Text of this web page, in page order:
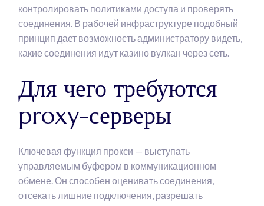
контролировать политиками доступа и проверять
соединения. В рабочей инфраструктуре подобный
принцип дает возможность администратору видеть,
какие соединения идут казино вулкан через сеть.
Для чего требуются
proxy-серверы
Ключевая функция прокси — выступать
управляемым буфером в коммуникационном
обмене. Он способен оценивать соединения,
отсекать лишние подключения, разрешать